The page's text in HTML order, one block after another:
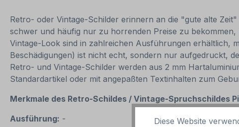
Retro- oder Vintage-Schilder erinnern an die "gute alte
schwer und häufig nur zu horrenden Preise zu
Vintage-Look sind in zahlreichen Ausführungen erhältlich,
Beschädigungen) ist nicht echt, sondern nur aufgedruckt,
Retro- und Vintage-Schilder werden aus 2 mm
Standardartikel oder mit angepaßten Textinhalten zum
Merkmale des Retro-Schildes / Vintage-Spruchschildes
Ausführung: -
Diese Website